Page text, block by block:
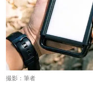
撮影：筆者